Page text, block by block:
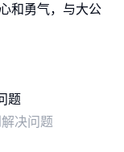
和勇气，与大公
决问题